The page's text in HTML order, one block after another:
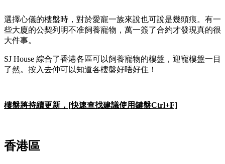
選擇心儀的樓盤時，對於愛寵一族來說也可說是幾頭痕。有一
些大廈的公契列明不准飼養寵物，萬一簽了合約才發現真的很
大件事。
SJ House 綜合了香港各區可以飼養寵物的樓盤，迎寵樓盤一目
了然。按入去仲可以知道各樓盤好唔好住！
樓盤將持續更新，[快速查找建議使用鍵盤Ctrl+F]
香港區